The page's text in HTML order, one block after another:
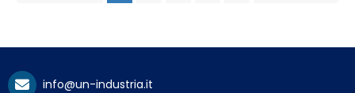
info@un-industria.it